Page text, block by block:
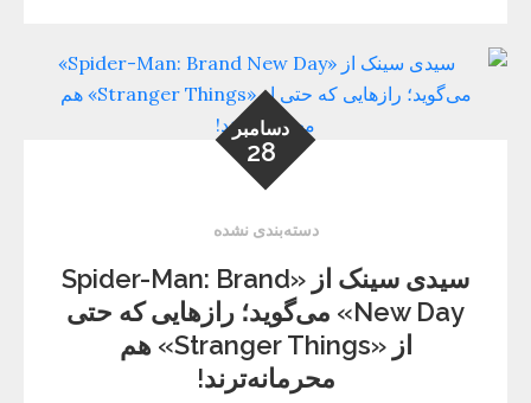
دسامبر
28
دسته‌بندی نشده
سیدی سینک از «Spider-Man: Brand
New Day» می‌گوید؛ رازهایی که حتی
از «Stranger Things» هم
محرمانه‌ترند!